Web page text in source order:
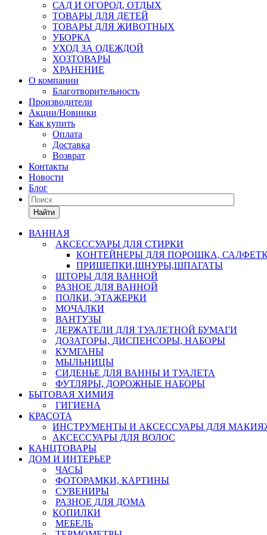
САД И ОГОРОД, ОТДЫХ
ТОВАРЫ ДЛЯ ДЕТЕЙ
ТОВАРЫ ДЛЯ ЖИВОТНЫХ
УБОРКА
УХОД ЗА ОДЕЖДОЙ
ХОЗТОВАРЫ
ХРАНЕНИЕ
О компании
Благотворительность
Производители
Акции/Новинки
Как купить
Оплата
Доставка
Возврат
Контакты
Новости
Блог
Найти
ВАННАЯ
АКСЕССУАРЫ ДЛЯ СТИРКИ
КОНТЕЙНЕРЫ ДЛЯ ПОРОШКА,
ПРИЩЕПКИ,ШНУРЫ,ШПАГАТЫ
ШТОРЫ ДЛЯ ВАННОЙ
РАЗНОЕ ДЛЯ ВАННОЙ
ПОЛКИ, ЭТАЖЕРКИ
МОЧАЛКИ
ВАНТУЗЫ
ДЕРЖАТЕЛИ ДЛЯ ТУАЛЕТНОЙ БУМАГИ
ДОЗАТОРЫ, ДИСПЕНСОРЫ, НАБОРЫ
КУМГАНЫ
МЫЛЬНИЦЫ
СИДЕНЬЕ ДЛЯ ВАННЫ И ТУАЛЕТА
ФУТЛЯРЫ, ДОРОЖНЫЕ НАБОРЫ
БЫТОВАЯ ХИМИЯ
ГИГИЕНА
КРАСОТА
ИНСТРУМЕНТЫ И АКСЕССУАРЫ ДЛЯ
АКСЕССУАРЫ ДЛЯ ВОЛОС
КАНЦТОВАРЫ
ДОМ И ИНТЕРЬЕР
ЧАСЫ
ФОТОРАМКИ, КАРТИНЫ
СУВЕНИРЫ
РАЗНОЕ ДЛЯ ДОМА
КОПИЛКИ
МЕБЕЛЬ